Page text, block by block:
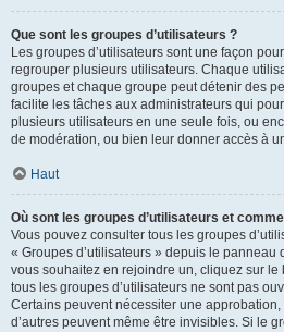
Que sont les groupes d’utilisateurs ?
Les groupes d’utilisateurs sont une façon
regrouper plusieurs utilisateurs. Chaque
groupes et chaque groupe peut détenir des
facilite les tâches aux administrateurs qui
plusieurs utilisateurs en une seule fois, ou
de modération, ou bien leur donner accès à
Haut
Où sont les groupes d’utilisateurs et
Vous pouvez consulter tous les groupes
« Groupes d’utilisateurs » depuis le panneau
vous souhaitez en rejoindre un, cliquez sur
tous les groupes d’utilisateurs ne sont pas
Certains peuvent nécessiter une approbation,
d’autres peuvent même être invisibles. Si le